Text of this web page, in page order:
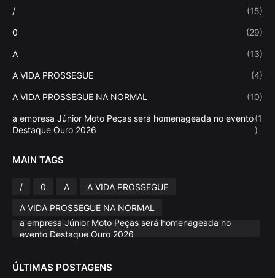
/ (15)
0 (29)
A (13)
A VIDA PROSSEGUE (4)
A VIDA PROSSEGUE NA NORMAL (10)
a empresa Júnior Moto Peças será homenageada no evento
Destaque Ouro 2026
(1
)
MAIN TAGS
/ 0 A
A VIDA PROSSEGUE
A VIDA PROSSEGUE NA NORMAL
a empresa Júnior Moto Peças será homenageada no
evento Destaque Ouro 2026
ÚLTIMAS POSTAGENS